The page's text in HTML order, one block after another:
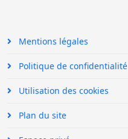
Mentions légales
Politique de confidentialité
Utilisation des cookies
Plan du site